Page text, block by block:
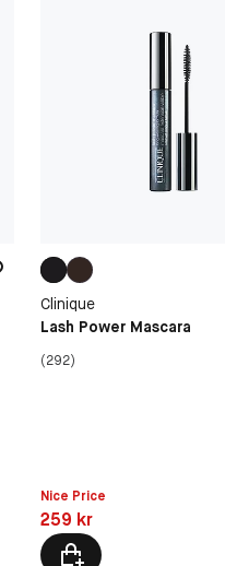
Clinique
Lash Power Mascara
(292)
Nice Price
Pris: 259 kr
259 kr